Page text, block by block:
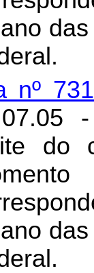
nº
do